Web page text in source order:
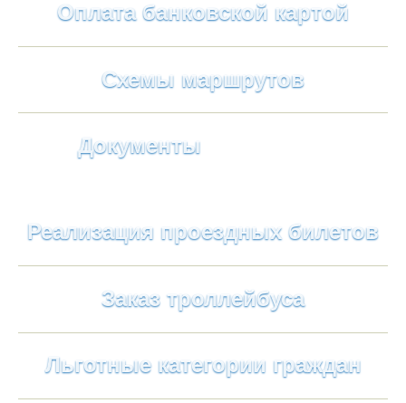
Оплата банковской картой
Схемы маршрутов
Документы
Реализация проездных билетов
Заказ троллейбуса
Льготные категории граждан